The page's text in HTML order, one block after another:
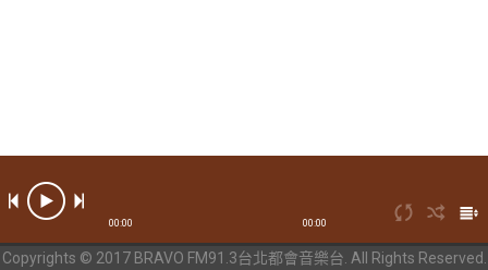
00:00 00:00
Copyrights © 2017 BRAVO FM91.3台北都會音樂台. All Rights Reserved.